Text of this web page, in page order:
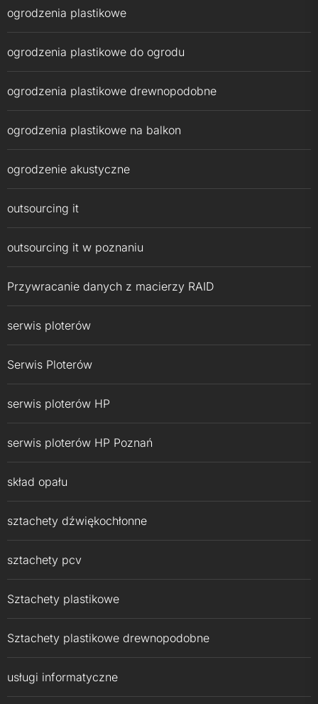
ogrodzenia plastikowe
ogrodzenia plastikowe do ogrodu
ogrodzenia plastikowe drewnopodobne
ogrodzenia plastikowe na balkon
ogrodzenie akustyczne
outsourcing it
outsourcing it w poznaniu
Przywracanie danych z macierzy RAID
serwis ploterów
Serwis Ploterów
serwis ploterów HP
serwis ploterów HP Poznań
skład opału
sztachety dźwiękochłonne
sztachety pcv
Sztachety plastikowe
Sztachety plastikowe drewnopodobne
usługi informatyczne